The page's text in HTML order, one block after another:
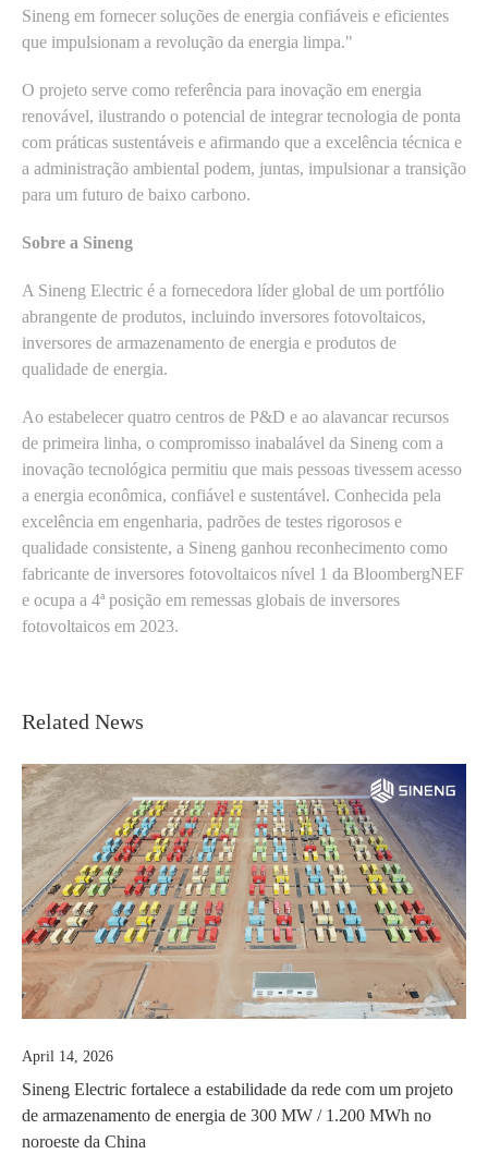
Sineng em fornecer soluções de energia confiáveis e eficientes
que impulsionam a revolução da energia limpa."
O projeto serve como referência para inovação em energia
renovável, ilustrando o potencial de integrar tecnologia de ponta
com práticas sustentáveis e afirmando que a excelência técnica e
a administração ambiental podem, juntas, impulsionar a transição
para um futuro de baixo carbono.
Sobre a Sineng
A Sineng Electric é a fornecedora líder global de um portfólio
abrangente de produtos, incluindo inversores fotovoltaicos,
inversores de armazenamento de energia e produtos de
qualidade de energia.
Ao estabelecer quatro centros de P&D e ao alavancar recursos
de primeira linha, o compromisso inabalável da Sineng com a
inovação tecnológica permitiu que mais pessoas tivessem acesso
a energia econômica, confiável e sustentável. Conhecida pela
excelência em engenharia, padrões de testes rigorosos e
qualidade consistente, a Sineng ganhou reconhecimento como
fabricante de inversores fotovoltaicos nível 1 da BloombergNEF
e ocupa a 4ª posição em remessas globais de inversores
fotovoltaicos em 2023.
Related News
April 14, 2026
Sineng Electric fortalece a estabilidade da rede com um projeto
de armazenamento de energia de 300 MW / 1.200 MWh no
noroeste da China